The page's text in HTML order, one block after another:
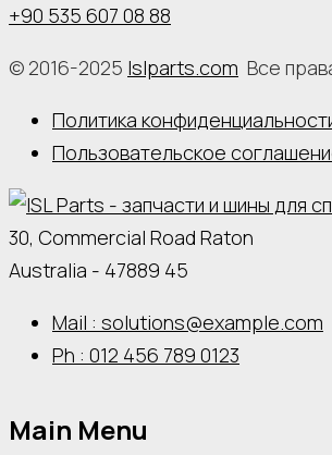
+90 535 607 08 88
© 2016-2025 Islparts.com Все
Политика
Пользовательское
30, Commercial Road Raton
Australia - 47889 45
Mail : solutions@example.com
Ph : 012 456 789 0123
Main Menu